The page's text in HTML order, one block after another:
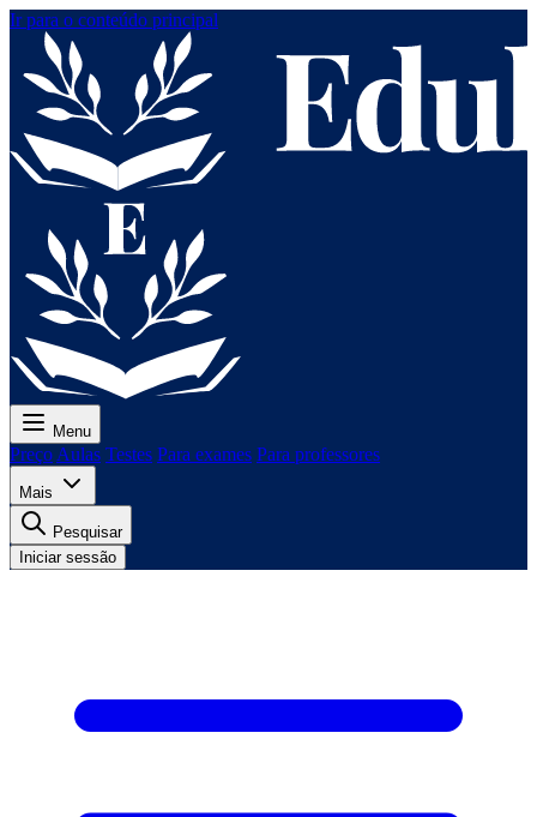
Ir para o conteúdo principal
Menu
Preço Aulas Testes Para exames Para professores
Mais
Pesquisar
Iniciar sessão